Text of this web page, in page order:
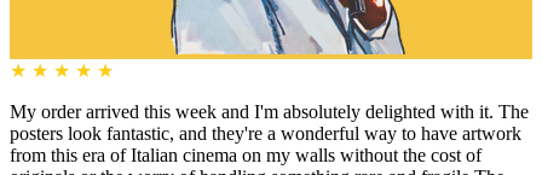
★ ★ ★ ★ ★
My order arrived this week and I'm absolutely delighted with it. The
posters look fantastic, and they're a wonderful way to have artwork
from this era of Italian cinema on my walls without the cost of